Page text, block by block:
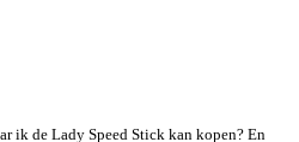
ik de Lady Speed Stick kan kopen? En